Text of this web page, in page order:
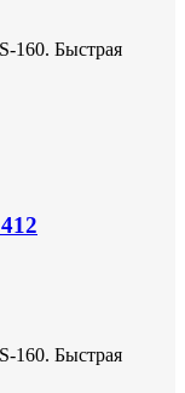
160. Быстрая
160. Быстрая